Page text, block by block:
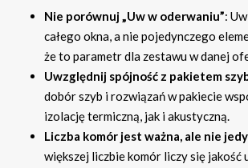
Nie porównuj „Uw w oderwaniu”:
całego okna, a nie pojedynczego
że to parametr dla zestawu w danej
Uwzględnij spójność z pakietem
dobór szyb i rozwiązań w pakiecie
izolację termiczną, jak i akustyczną.
Liczba komór jest ważna, ale nie
większej liczbie komór liczy się jakość